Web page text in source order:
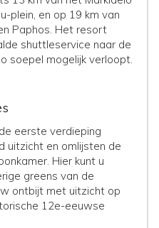
plein, en op 19 km van
Paphos. Het resort
shuttleservice naar de
soepel mogelijk verloopt.
eerste verdieping
uitzicht en omlijsten de
Hier kunt u
greens van de
ontbijt met uitzicht op
12e-eeuwse